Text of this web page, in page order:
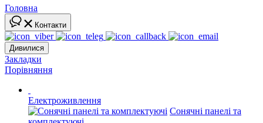
Головна
Контакти
Дивилися
Закладки
Порівняння
Електроживлення
Сонячні панелі та